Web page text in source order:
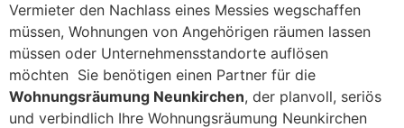
Vermieter den Nachlass eines Messies wegschaffen
müssen, Wohnungen von Angehörigen räumen lassen
müssen oder Unternehmensstandorte auflösen
möchten Sie benötigen einen Partner für die
Wohnungsräumung Neunkirchen, der planvoll, seriös
und verbindlich Ihre Wohnungsräumung Neunkirchen